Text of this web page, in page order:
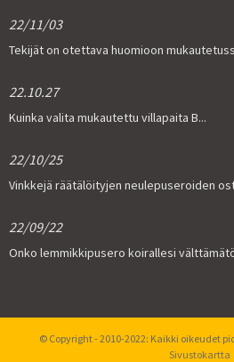
22/11/03
Tekijät on otettava huomioon
22.10.27
Kuinka valita mukautettu villapaita B...
22/10/25
Vinkkejä räätälöityjen neulepuseroiden
22/09/22
Onko lemmikkipusero koirallesi
© Copyright - 2010-2022: Kaikki oikeudet
Sivustokartta